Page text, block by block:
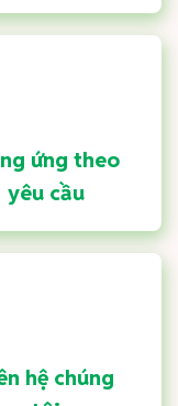
ứng theo
yêu cầu
hệ chúng